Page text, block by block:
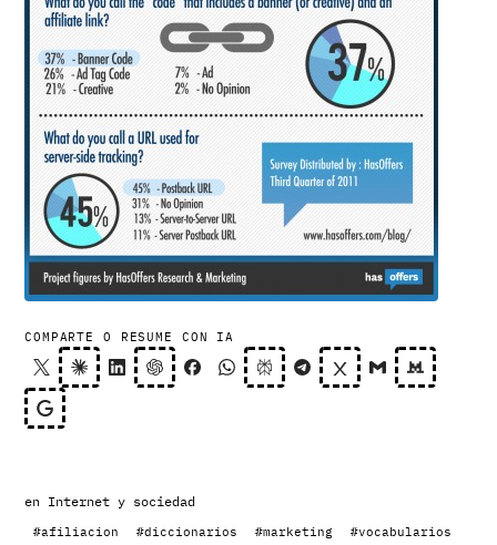
COMPARTE O RESUME CON IA
en Internet y sociedad
#afiliacion #diccionarios #marketing #vocabularios